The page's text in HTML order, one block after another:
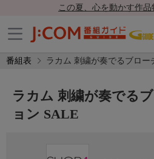
この夏、心を動かす作品
番組表 ラカム 刺繍が奏でるブロ
ラカム 刺繍が奏でる
ョン SALE